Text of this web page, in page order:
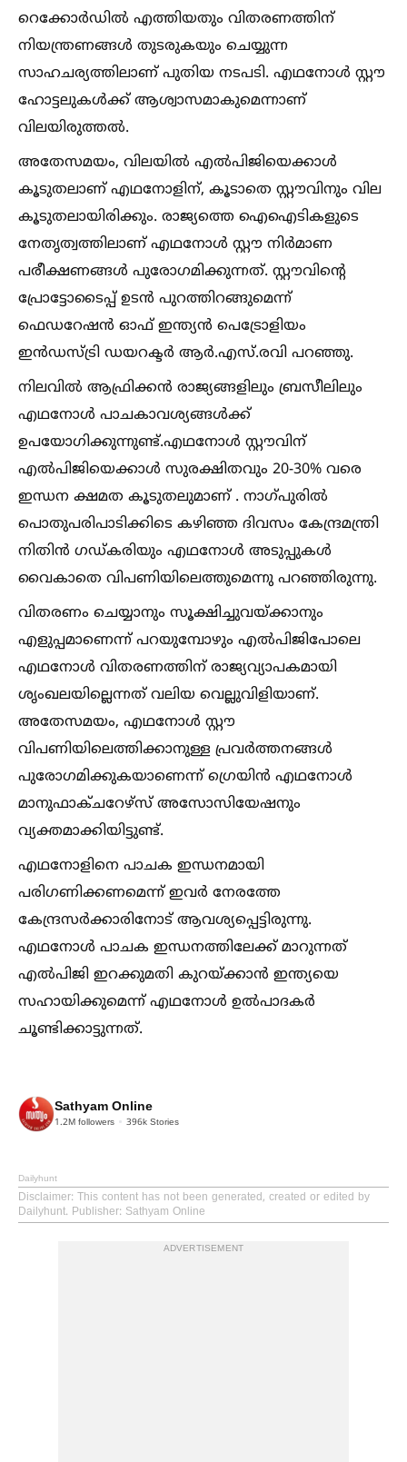
റെക്കോർഡില്‍ എത്തിയതും വിതരണത്തിന്
നിയന്ത്രണങ്ങള്‍ തുടരുകയും ചെയ്യുന്ന
സാഹചര്യത്തിലാണ് പുതിയ നടപടി. എഥനോള്‍ സ്റ്റൗ
ഹോട്ടലുകള്‍ക്ക് ആശ്വാസമാകുമെന്നാണ്
വിലയിരുത്തല്‍.
അതേസമയം, വിലയില്‍ എല്‍പിജിയെക്കാള്‍
കൂടുതലാണ് എഥനോളിന്, കൂടാതെ സ്റ്റൗവിനും വില
കൂടുതലായിരിക്കും. രാജ്യത്തെ ഐഐടികളുടെ
നേതൃത്വത്തിലാണ് എഥനോള്‍ സ്റ്റൗ നിർമാണ
പരീക്ഷണങ്ങള്‍ പുരോഗമിക്കുന്നത്. സ്റ്റൗവിന്റെ
പ്രോട്ടോടൈപ്പ് ഉടൻ പുറത്തിറങ്ങുമെന്ന്
ഫെഡറേഷൻ ഓഫ് ഇന്ത്യൻ പെട്രോളിയം
ഇൻഡസ്ട്രി ഡയറക്ടർ ആർ.എസ്.രവി പറഞ്ഞു.
നിലവില്‍ ആഫ്രിക്കൻ രാജ്യങ്ങളിലും ബ്രസീലിലും
എഥനോള്‍ പാചകാവശ്യങ്ങള്‍ക്ക്
ഉപയോഗിക്കുന്നുണ്ട്.എഥനോള്‍ സ്റ്റൗവിന്
എല്‍പിജിയെക്കാള്‍ സുരക്ഷിതവും 20-30% വരെ
ഇന്ധന ക്ഷമത കൂടുതലുമാണ് . നാഗ്പുരില്‍
പൊതുപരിപാടിക്കിടെ കഴിഞ്ഞ ദിവസം കേന്ദ്രമന്ത്രി
നിതിൻ ഗഡ്കരിയും എഥനോള്‍ അടുപ്പുകള്‍
വൈകാതെ വിപണിയിലെത്തുമെന്നു പറഞ്ഞിരുന്നു.
വിതരണം ചെയ്യാനും സൂക്ഷിച്ചുവയ്ക്കാനും
എളുപ്പമാണെന്ന് പറയുമ്പോഴും എല്‍പിജിപോലെ
എഥനോള്‍ വിതരണത്തിന് രാജ്യവ്യാപകമായി
ശൃംഖലയില്ലെന്നത് വലിയ വെല്ലുവിളിയാണ്.
അതേസമയം, എഥനോള്‍ സ്റ്റൗ
വിപണിയിലെത്തിക്കാനുള്ള പ്രവർത്തനങ്ങള്‍
പുരോഗമിക്കുകയാണെന്ന് ഗ്രെയിൻ എഥനോള്‍
മാനുഫാക്ചറേഴ്‌സ് അസോസിയേഷനും
വ്യക്തമാക്കിയിട്ടുണ്ട്.
എഥനോളിനെ പാചക ഇന്ധനമായി
പരിഗണിക്കണമെന്ന് ഇവർ നേരത്തേ
കേന്ദ്രസർക്കാരിനോട് ആവശ്യപ്പെട്ടിരുന്നു.
എഥനോള്‍ പാചക ഇന്ധനത്തിലേക്ക് മാറുന്നത്
എല്‍പിജി ഇറക്കുമതി കുറയ്ക്കാൻ ഇന്ത്യയെ
സഹായിക്കുമെന്ന് എഥനോള്‍ ഉല്‍പാദകർ
ചൂണ്ടിക്കാട്ടുന്നത്.
Sathyam Online
1.2M followers 396k Stories
Dailyhunt
Disclaimer: This content has not been generated, created or edited by
Dailyhunt. Publisher: Sathyam Online
ADVERTISEMENT